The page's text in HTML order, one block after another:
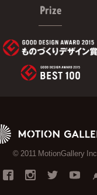
Prize
© 2011 MotionGallery Inc.